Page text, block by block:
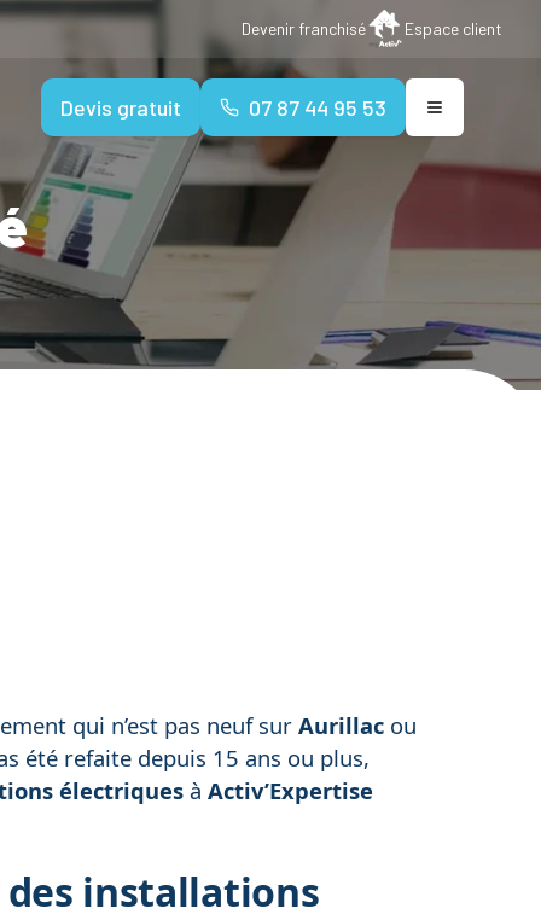
Devenir franchisé Espace client
Devis gratuit 07 87 44 95 53
qui n’est pas neuf surAurillac ou
été refaite depuis 15 ans ou plus,
électriques à Activ’Expertise
des installations